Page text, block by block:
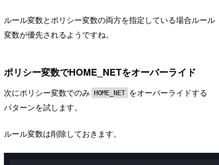
ルール変数とポリシー変数の両方を指定している場合ルール
変数が優先されるようですね。
ポリシー変数でHOME_NETをオーバーライド
次にポリシー変数でのみ HOME_NET
をオーバーライドする
パターンを試します。
ルール変数は削除しておきます。